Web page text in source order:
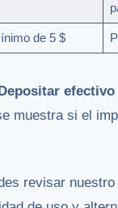
de 5 $
Depositar efectivo
muestra si el
revisar